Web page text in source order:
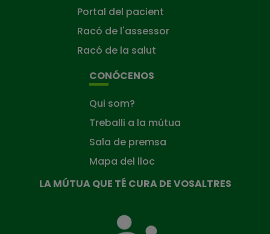
Portal del pacient
Racó de l'assessor
Racó de la salut
CONÓCENOS
Qui som?
Treballi a la mútua
Sala de premsa
Mapa del lloc
LA MÚTUA QUE TÉ CURA DE VOSALTRES
Mútua